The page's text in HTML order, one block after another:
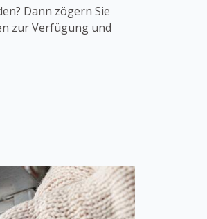
Dann zögern Sie
zur Verfügung und